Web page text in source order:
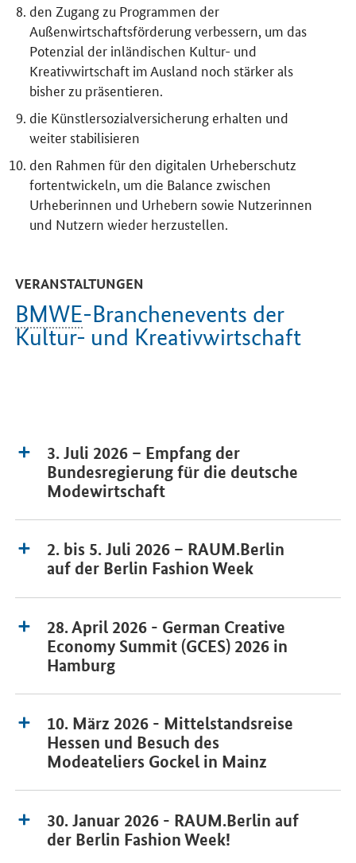
den Zugang zu Programmen der
Außenwirtschaftsförderung verbessern, um das
Potenzial der inländischen Kultur- und
Kreativwirtschaft im Ausland noch stärker als
bisher zu präsentieren.
die Künstlersozialversicherung erhalten und
weiter stabilisieren
den Rahmen für den digitalen Urheberschutz
fortentwickeln, um die Balance zwischen
Urheberinnen und Urhebern sowie Nutzerinnen
und Nutzern wieder herzustellen.
VERANSTALTUNGEN
BMWE-Branchenevents der
Kultur- und Kreativwirtschaft
3. Juli 2026 – Empfang der
Bundesregierung für die deutsche
Modewirtschaft
2. bis 5. Juli 2026 – RAUM.Berlin
auf der Berlin Fashion Week
28. April 2026 - German Creative
Economy Summit (GCES) 2026 in
Hamburg
10. März 2026 - Mittelstandsreise
Hessen und Besuch des
Modeateliers Gockel in Mainz
30. Januar 2026 - RAUM.Berlin auf
der Berlin Fashion Week!